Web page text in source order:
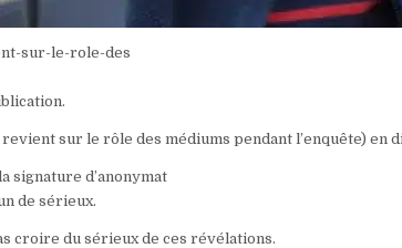
sur le rôle des médiums pendant l’enquête) en
signature d’anonymat
de sérieux.
croire du sérieux de ces révélations.